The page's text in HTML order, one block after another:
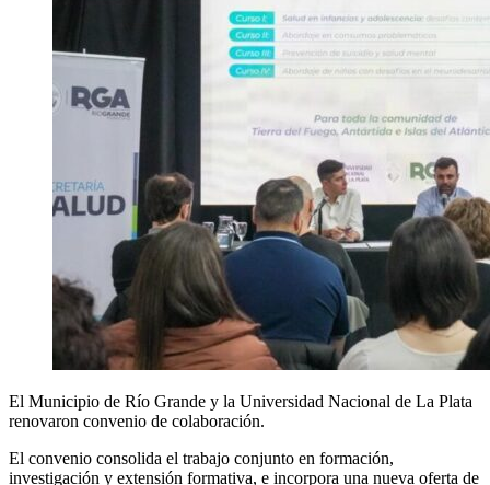
El Municipio de Río Grande y la Universidad Nacional de La Plata
renovaron convenio de colaboración.
El convenio consolida el trabajo conjunto en formación,
investigación y extensión formativa, e incorpora una nueva oferta de